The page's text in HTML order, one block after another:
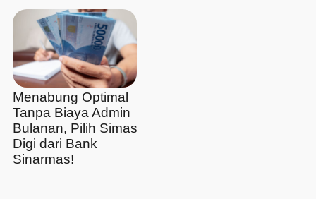
Menabung Optimal
Tanpa Biaya Admin
Bulanan, Pilih Simas
Digi dari Bank
Sinarmas!